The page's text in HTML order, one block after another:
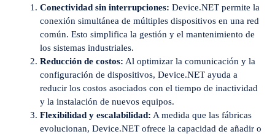
Conectividad sin interrupciones: Device.NET permite la
conexión simultánea de múltiples dispositivos en una red
común. Esto simplifica la gestión y el mantenimiento de
los sistemas industriales.
Reducción de costos: Al optimizar la comunicación y la
configuración de dispositivos, Device.NET ayuda a
reducir los costos asociados con el tiempo de inactividad
y la instalación de nuevos equipos.
Flexibilidad y escalabilidad: A medida que las fábricas
evolucionan, Device.NET ofrece la capacidad de añadir o